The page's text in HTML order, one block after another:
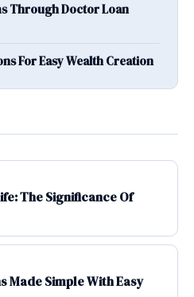
Through Doctor Loan
For Easy Wealth Creation
The Significance Of
Made Simple With Easy